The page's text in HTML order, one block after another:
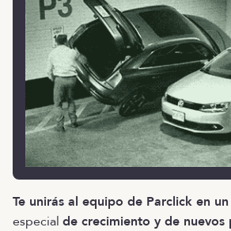
Te unirás al equipo de Parclick en
especial de crecimiento y de nuevos